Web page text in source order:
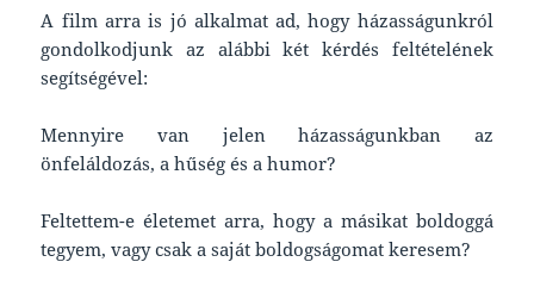
A film arra is jó alkalmat ad, hogy házasságunkról
gondolkodjunk az alábbi két kérdés feltételének
segítségével:
Mennyire van jelen házasságunkban az
önfeláldozás, a hűség és a humor?
Feltettem-e életemet arra, hogy a másikat boldoggá
tegyem, vagy csak a saját boldogságomat keresem?